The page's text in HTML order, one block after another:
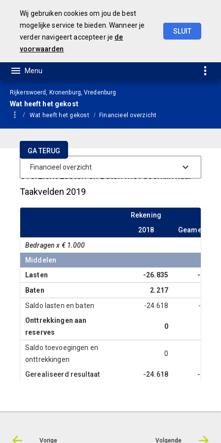
Rijkerswoerd, Kronenburg, Vredenburg
Wat heeft het gekost
Wat heeft het gekost Financieel overzicht
Overzicht Lasten en Baten met doorklik naar
Taakvelden 2019
Rekening
2018
Bedragen x € 1.000
Middelen
Lasten
-26.835
-
Baten
2.217
Saldo lasten en baten
-24.618
-
Onttrekkingen aan
reserves
0
Saldo toevoegingen en
onttrekkingen
0
Gerealiseerd resultaat -24.618 -
Vorige Volgende
GA TERUG
Wij gebruiken cookies om jou de best
mogelijke service te bieden. Wanneer je
verder navigeert accepteer je de
voorwaarden
SLUIT